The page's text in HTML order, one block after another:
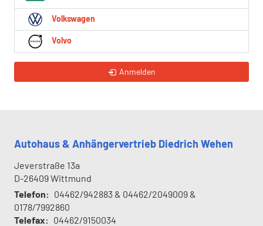
Volkswagen
Volvo
Anmelden
Autohaus & Anhängervertrieb Diedrich Wehen
Jeverstraße 13a
D-26409Wittmund
Telefon: 04462/942883 & 04462/2049009 &
0178/7992860
Telefax: 04462/9150034